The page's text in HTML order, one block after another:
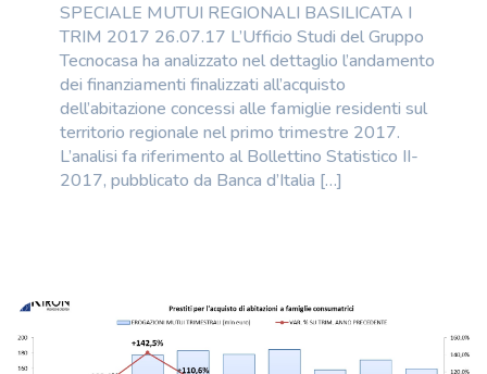
SPECIALE MUTUI REGIONALI BASILICATA I
TRIM 2017 26.07.17 L’Ufficio Studi del Gruppo
Tecnocasa ha analizzato nel dettaglio l’andamento
dei finanziamenti finalizzati all’acquisto
dell’abitazione concessi alle famiglie residenti sul
territorio regionale nel primo trimestre 2017.
L’analisi fa riferimento al Bollettino Statistico II-
2017, pubblicato da Banca d’Italia […]